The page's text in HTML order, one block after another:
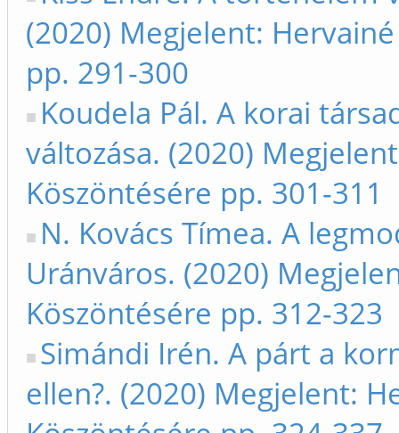
(2020) Megjelent:
pp. 291-300
Koudela Pál. A korai
változása. (2020)
Köszöntésére pp. 301-311
N. Kovács Tímea. A
Uránváros. (2020)
Köszöntésére pp. 312-323
Simándi Irén. A párt a
ellen?. (2020) Megjelent: